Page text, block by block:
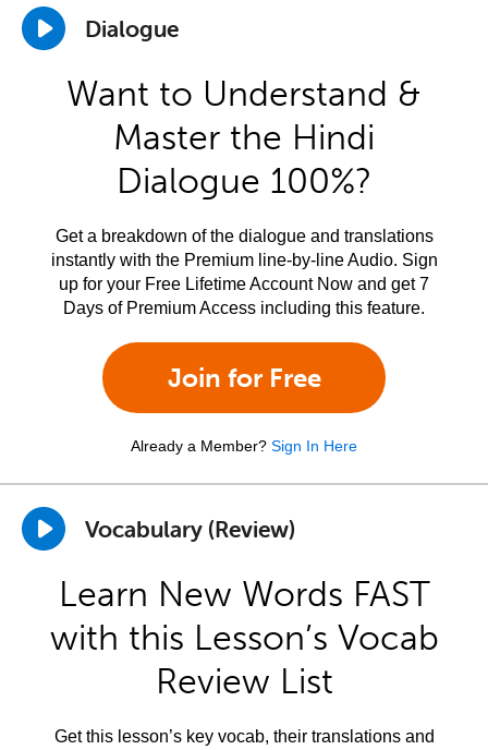
Dialogue
Want to Understand &
Master the Hindi
Dialogue 100%?
Get a breakdown of the dialogue and translations
instantly with the Premium line-by-line Audio. Sign
up for your Free Lifetime Account Now and get 7
Days of Premium Access including this feature.
Join for Free
Already a Member? Sign In Here
Vocabulary (Review)
Learn New Words FAST
with this Lesson’s Vocab
Review List
Get this lesson’s key vocab, their translations and